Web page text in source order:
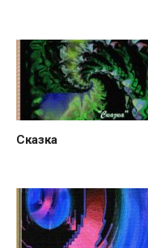
Сказка